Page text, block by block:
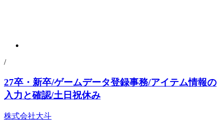
/
27卒・新卒/ゲームデータ登録事務/アイテム情報の
入力と確認/土日祝休み
株式会社大斗